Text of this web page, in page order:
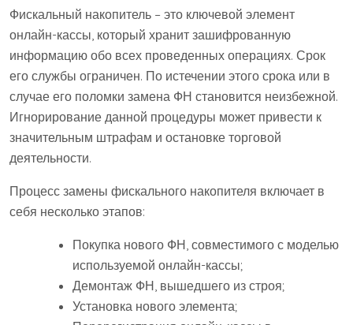
Фискальный накопитель – это ключевой элемент
онлайн-кассы, который хранит зашифрованную
информацию обо всех проведенных операциях. Срок
его службы ограничен. По истечении этого срока или в
случае его поломки замена ФН становится неизбежной.
Игнорирование данной процедуры может привести к
значительным штрафам и остановке торговой
деятельности.
Процесс замены фискального накопителя включает в
себя несколько этапов:
Покупка нового ФН, совместимого с моделью
используемой онлайн-кассы;
Демонтаж ФН, вышедшего из строя;
Установка нового элемента;